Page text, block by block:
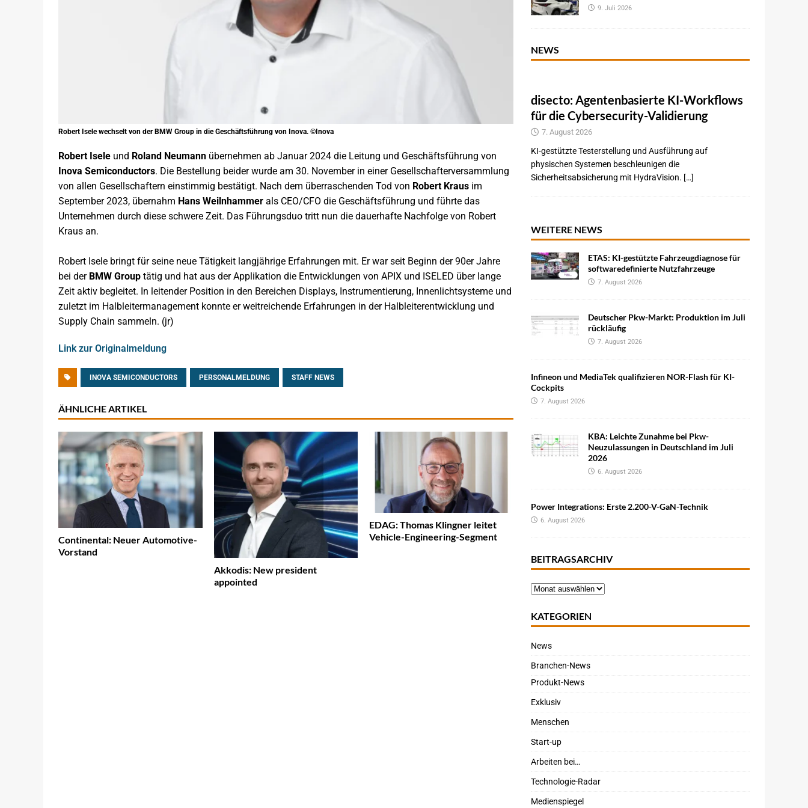
Robert Isele wechselt von der BMW Group in die Geschäftsführung von Inova. ©Inova
Robert Isele und Roland Neumann übernehmen ab Januar 2024 die Leitung und Geschäftsführung von
Inova Semiconductors. Die Bestellung beider wurde am 30. November in einer Gesellschafterversammlung
von allen Gesellschaftern einstimmig bestätigt. Nach dem überraschenden Tod von Robert Kraus im
September 2023, übernahm Hans Weilnhammer als CEO/CFO die Geschäftsführung und führte das
Unternehmen durch diese schwere Zeit. Das Führungsduo tritt nun die dauerhafte Nachfolge von Robert
Kraus an.
Robert Isele bringt für seine neue Tätigkeit langjährige Erfahrungen mit. Er war seit Beginn der 90er Jahre
bei der BMW Group tätig und hat aus der Applikation die Entwicklungen von APIX und ISELED über lange
Zeit aktiv begleitet. In leitender Position in den Bereichen Displays, Instrumentierung, Innenlichtsysteme und
zuletzt im Halbleitermanagement konnte er weitreichende Erfahrungen in der Halbleiterentwicklung und
Supply Chain sammeln. (jr)
Link zur Originalmeldung
INOVA SEMICONDUCTORS PERSONALMELDUNG STAFF NEWS
ÄHNLICHE ARTIKEL
Continental: Neuer Automotive-
Vorstand
Akkodis: New president
appointed
EDAG: Thomas Klingner leitet
Vehicle-Engineering-Segment
9. Juli 2026
NEWS
disecto: Agentenbasierte KI-Workflows
für die Cybersecurity-Validierung
7. August 2026
KI-gestützte Testerstellung und Ausführung auf
physischen Systemen beschleunigen die
Sicherheitsabsicherung mit HydraVision. […]
WEITERE NEWS
ETAS: KI-gestützte Fahrzeugdiagnose für
softwaredefinierte Nutzfahrzeuge
7. August 2026
Deutscher Pkw-Markt: Produktion im Juli
rückläufig
7. August 2026
Infineon und MediaTek qualifizieren NOR-Flash für KI-
Cockpits
7. August 2026
KBA: Leichte Zunahme bei Pkw-
Neuzulassungen in Deutschland im Juli
2026
6. August 2026
Power Integrations: Erste 2.200-V-GaN-Technik
6. August 2026
BEITRAGSARCHIV
KATEGORIEN
News
Branchen-News
Produkt-News
Exklusiv
Menschen
Start-up
Arbeiten bei…
Technologie-Radar
Medienspiegel